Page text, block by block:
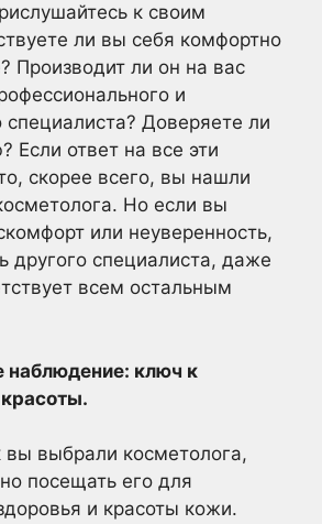
к своим
ли вы себя комфортно
Производит ли он на вас
и
специалиста? Доверяете ли
Если ответ на все эти
скорее всего, вы нашли
Но если вы
или неуверенность,
другого специалиста, даже
всем остальным
наблюдение: ключ к
вы выбрали косметолога,
посещать его для
и красоты кожи.